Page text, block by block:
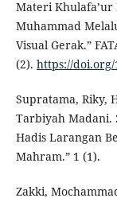
Materi Khulafa’ur
Muhammad
Visual Gerak.”
(2). https://doi.org/
Supratama, Riky,
Tarbiyah Madani.
Hadis Larangan
Mahram.” 1 (1).
Zakki,